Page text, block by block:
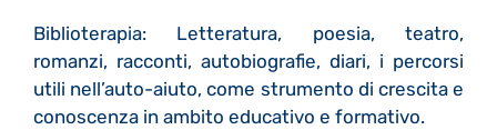
Biblioterapia: Letteratura, poesia, teatro,
romanzi, racconti, autobiografie, diari, i percorsi
utili nell’auto-aiuto, come strumento di crescita e
conoscenza in ambito educativo e formativo.